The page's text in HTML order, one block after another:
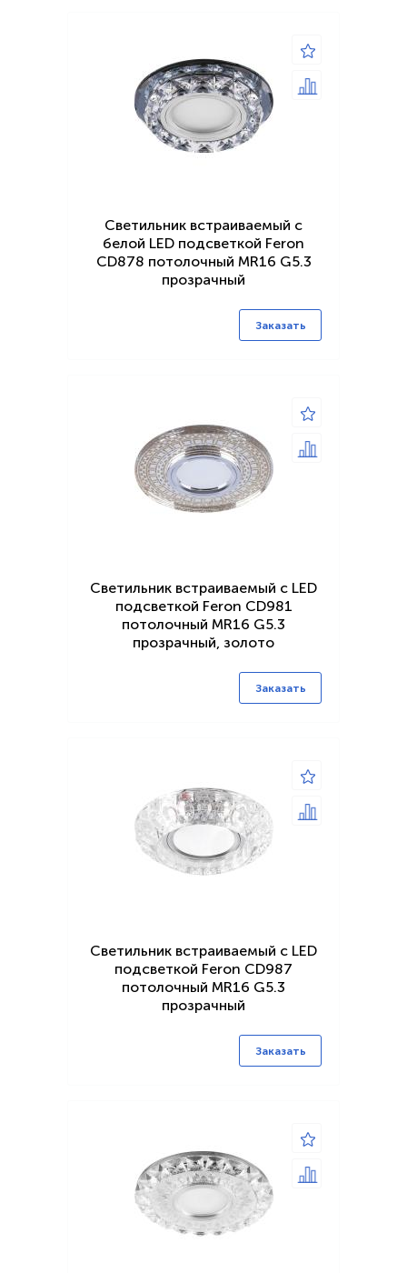
Светильник встраиваемый с
белой LED подсветкой Feron
CD878 потолочный MR16 G5.3
прозрачный
Заказать
Светильник встраиваемый с LED
подсветкой Feron CD981
потолочный MR16 G5.3
прозрачный, золото
Заказать
Светильник встраиваемый с LED
подсветкой Feron CD987
потолочный MR16 G5.3
прозрачный
Заказать